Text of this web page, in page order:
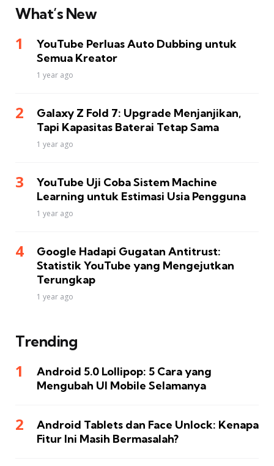
What’s New
YouTube Perluas Auto Dubbing untuk
Semua Kreator
1 year ago
Galaxy Z Fold 7: Upgrade Menjanjikan,
Tapi Kapasitas Baterai Tetap Sama
1 year ago
YouTube Uji Coba Sistem Machine
Learning untuk Estimasi Usia Pengguna
1 year ago
Google Hadapi Gugatan Antitrust:
Statistik YouTube yang Mengejutkan
Terungkap
1 year ago
Trending
Android 5.0 Lollipop: 5 Cara yang
Mengubah UI Mobile Selamanya
Android Tablets dan Face Unlock: Kenapa
Fitur Ini Masih Bermasalah?